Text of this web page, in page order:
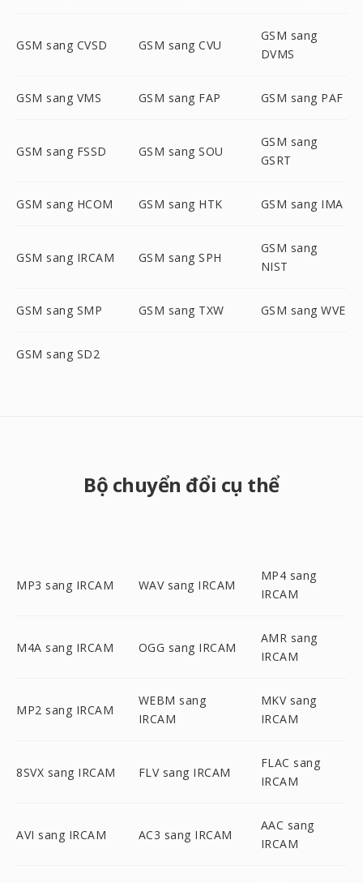
GSM sang CVSD GSM sang CVU
GSM sang
DVMS
GSM sang VMS GSM sang FAP GSM sang PAF
GSM sang FSSD GSM sang SOU
GSM sang
GSRT
GSM sang HCOM GSM sang HTK GSM sang IMA
GSM sang IRCAM GSM sang SPH
GSM sang
NIST
GSM sang SMP GSM sang TXW GSM sang WVE
GSM sang SD2
Bộ chuyển đổi cụ thể
MP3 sang IRCAM WAV sang IRCAM
MP4 sang
IRCAM
M4A sang IRCAM OGG sang IRCAM
AMR sang
IRCAM
MP2 sang IRCAM
WEBM sang
IRCAM
MKV sang
IRCAM
8SVX sang IRCAM FLV sang IRCAM
FLAC sang
IRCAM
AVI sang IRCAM AC3 sang IRCAM
AAC sang
IRCAM